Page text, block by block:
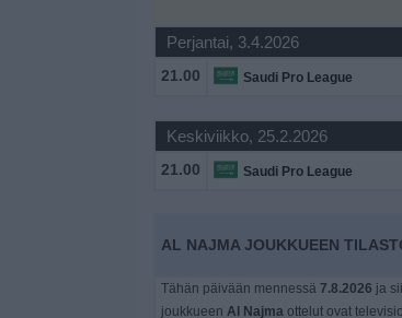
Perjantai, 3.4.2026
21.00 Saudi Pro League
Keskiviikko, 25.2.2026
21.00 Saudi Pro League
AL NAJMA JOUKKUEEN
Tähän päivään mennessä 7.8.2026 ja
joukkueen Al Najmaottelut ovat